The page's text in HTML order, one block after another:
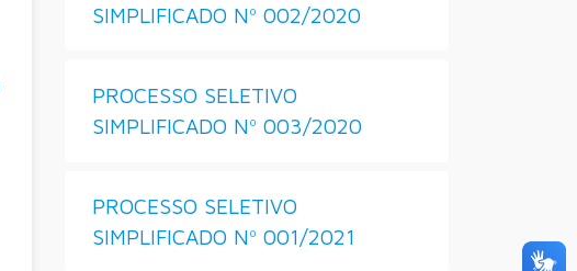
SIMPLIFICADO Nº 002/2020
PROCESSO SELETIVO
SIMPLIFICADO Nº 003/2020
PROCESSO SELETIVO
SIMPLIFICADO Nº 001/2021